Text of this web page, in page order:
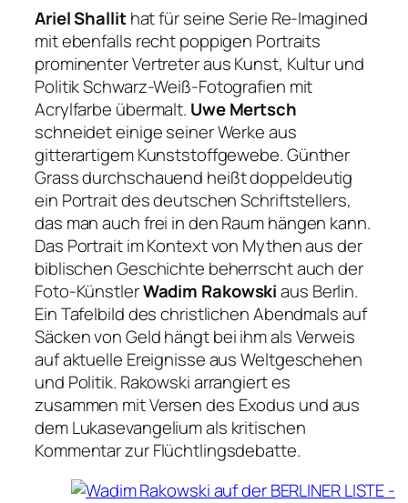
Ariel Shallithat für seine Serie Re-Imagined
mit ebenfalls recht poppigen Portraits
prominenter Vertreter aus Kunst, Kultur und
Politik Schwarz-Weiß-Fotografien mit
Acrylfarbe übermalt. Uwe Mertsch
schneidet einige seiner Werke aus
gitterartigem Kunststoffgewebe.Günther
Grass durchschauend heißt doppeldeutig
ein Portrait des deutschen Schriftstellers,
das man auch frei in den Raum hängen kann.
Das Portrait im Kontext von Mythen aus der
biblischen Geschichte beherrscht auch der
Foto-KünstlerWadim Rakowskiaus Berlin.
Ein Tafelbild des christlichen Abendmals auf
Säcken von Geld hängt bei ihm als Verweis
auf aktuelle Ereignisse aus Weltgeschehen
und Politik. Rakowski arrangiert es
zusammen mit Versen des Exodus und aus
dem Lukasevangelium als kritischen
Kommentar zur Flüchtlingsdebatte.